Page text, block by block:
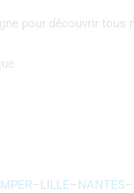
pour découvrir tous
–LILLE–NANTES–